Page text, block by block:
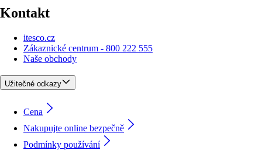
Kontakt
itesco.cz
Zákaznické centrum - 800 222 555
Naše obchody
Užitečné odkazy
Cena
Nakupujte online bezpečně
Podmínky používání